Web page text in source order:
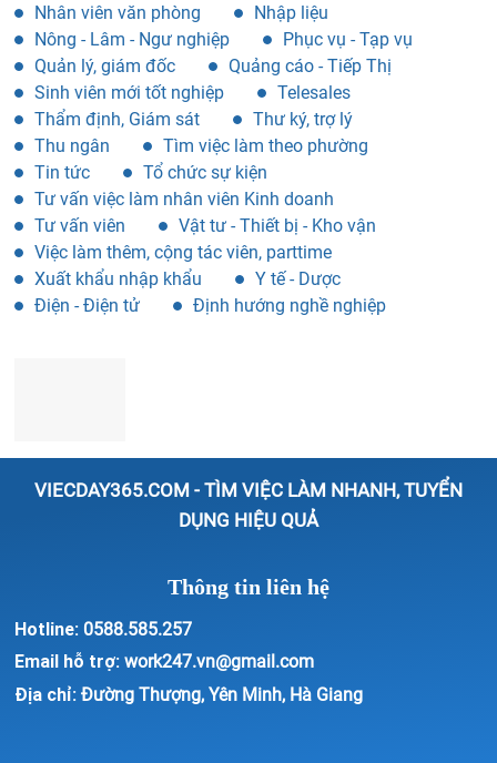
Nhân viên văn phòng
Nhập liệu
Nông - Lâm - Ngư nghiệp
Phục vụ - Tạp vụ
Quản lý, giám đốc
Quảng cáo - Tiếp Thị
Sinh viên mới tốt nghiệp
Telesales
Thẩm định, Giám sát
Thư ký, trợ lý
Thu ngân
Tìm việc làm theo phường
Tin tức
Tổ chức sự kiện
Tư vấn việc làm nhân viên Kinh doanh
Tư vấn viên
Vật tư - Thiết bị - Kho vận
Việc làm thêm, cộng tác viên, parttime
Xuất khẩu nhập khẩu
Y tế - Dược
Điện - Điện tử
Định hướng nghề nghiệp
VIECDAY365.COM - TÌM VIỆC LÀM NHANH, TUYỂN
DỤNG HIỆU QUẢ
Thông tin liên hệ
Hotline: 0588.585.257
Email hỗ trợ: work247.vn@gmail.com
Địa chỉ: Đường Thượng, Yên Minh, Hà Giang